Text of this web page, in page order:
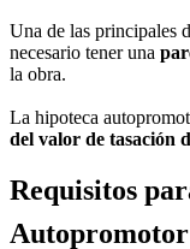
Una de las principales
necesario tener una
la obra.
La hipoteca
del valor de tasación
Requisitos
Autopromotor